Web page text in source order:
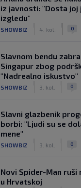
iz javnosti: "Dosta joj
izgledu"
SHOWBIZ 4. kol. 0
Slavnom bendu
Singapur zbog
"Nadrealno iskustvo"
SHOWBIZ 3. kol. 0
Slavni glazbenik
borbi: "Ljudi su se
mene"
SHOWBIZ 3. kol. 0
Novi Spider-Man ruši
u Hrvatskoj